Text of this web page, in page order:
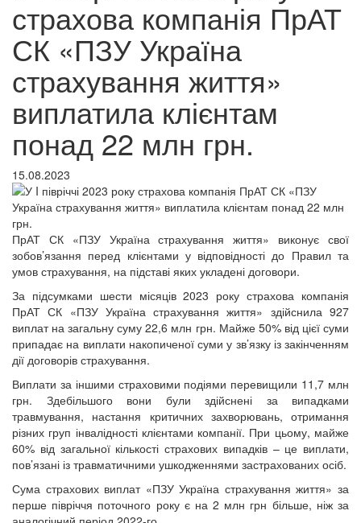
страхова компанія ПрАТ
СК «ПЗУ Україна
страхування життя»
виплатила клієнтам
понад 22 млн грн.
15.08.2023
ПрАТ СК «ПЗУ Україна страхування життя» виконує свої
зобов’язання перед клієнтами у відповідності до Правил та
умов страхування, на підставі яких укладені договори.
За підсумками шести місяців 2023 року страхова компанія
ПрАТ СК «ПЗУ Україна страхування життя» здійснила 927
виплат на загальну суму 22,6 млн грн. Майже 50% від цієї суми
припадає на виплати накопиченої суми у зв’язку із закінченням
дії договорів страхування.
Виплати за іншими страховими подіями перевищили 11,7 млн
грн. Здебільшого вони були здійснені за випадками
травмування, настання критичних захворювань, отримання
різних груп інвалідності клієнтами компанії. При цьому, майже
60% від загальної кількості страхових випадків – це виплати,
пов’язані із травматичними ушкодженнями застрахованих осіб.
Сума страхових виплат «ПЗУ Україна страхування життя» за
перше півріччя поточного року є на 2 млн грн більше, ніж за